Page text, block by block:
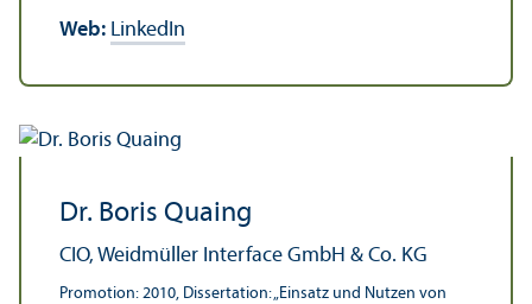
Web: LinkedIn
Dr. Boris Quaing
CIO, Weidmüller Interface GmbH & Co. KG
Promotion: 2010, Dissertation: „Einsatz und Nutzen von